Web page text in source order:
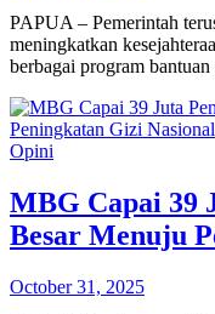
PAPUA – Pemerintah
meningkatkan
berbagai program
Opini
MBG Capai 39
Besar Menuju
October 31, 2025